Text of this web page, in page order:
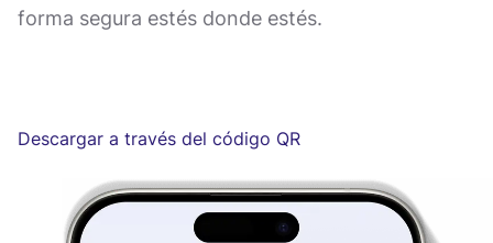
forma segura estés donde estés.
Descargar a través del código QR